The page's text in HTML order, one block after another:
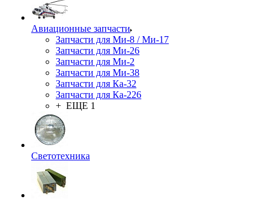
Авиационные запчасти
Запчасти для Ми-8 / Ми-17
Запчасти для Ми-26
Запчасти для Ми-2
Запчасти для Ми-38
Запчасти для Ка-32
Запчасти для Ка-226
+ ЕЩЕ 1
Светотехника